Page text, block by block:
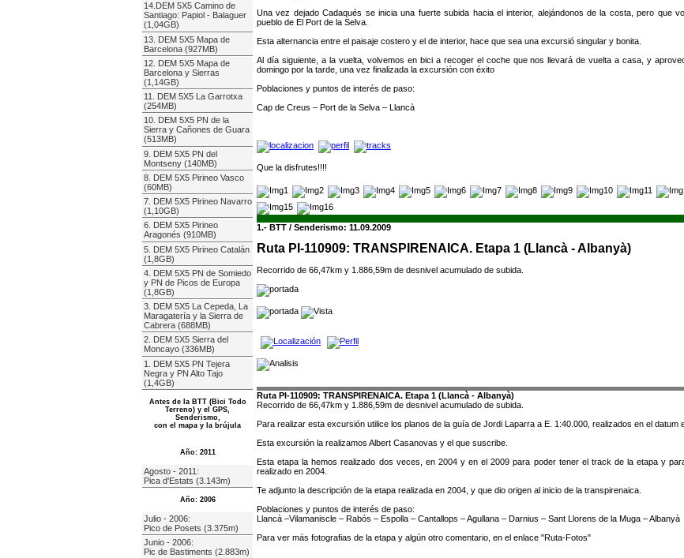
14.DEM 5X5 Camino de
Santiago: Papiol - Balaguer
(1,04GB)
13. DEM 5X5 Mapa de
Barcelona (927MB)
12. DEM 5X5 Mapa de
Barcelona y Sierras
(1,14GB)
11. DEM 5X5 La Garrotxa
(254MB)
10. DEM 5X5 PN de la
Sierra y Cañones de Guara
(513MB)
9. DEM 5X5 PN del
Montseny (140MB)
8. DEM 5X5 Pirineo Vasco
(60MB)
7. DEM 5X5 Pirineo Navarro
(1,10GB)
6. DEM 5X5 Pirineo
Aragonés (910MB)
5. DEM 5X5 Pirineo Catalán
(1,8GB)
4. DEM 5X5 PN de Somiedo
y PN de Picos de Europa
(1,8GB)
3. DEM 5X5 La Cepeda, La
Maragatería y la Sierra de
Cabrera (688MB)
2. DEM 5X5 Sierra del
Moncayo (336MB)
1. DEM 5X5 PN Tejera
Negra y PN Alto Tajo
(1,4GB)
Antes de la BTT (Bici Todo
Terreno) y el GPS,
Senderismo,
con el mapa y la brújula
Año: 2011
Agosto - 2011:
Pica d'Estats (3.143m)
Año: 2006
Julio - 2006:
Pico de Posets (3.375m)
Junio - 2006:
Pic de Bastiments (2.883m)
Una vez dejado Cadaqués se inicia una fuerte subida hacia el interior, alejándonos de la costa, pero que
pueblo de El Port de la Selva.
Esta alternancia entre el paisaje costero y el de interior, hace que sea una excursió singular y bonita.
Al día siguiente, a la vuelta, volvemos en bici a recoger el coche que nos llevará de vuelta a casa, y
domingo por la tarde, una vez finalizada la excursión con éxito
Poblaciones y puntos de interés de paso:
Cap de Creus – Port de la Selva – Llancà
Que la disfrutes!!!!
1.- BTT / Senderismo: 11.09.2009
Ruta PI-110909: TRANSPIRENAICA. Etapa 1 (Llancà - Albanyà)
Recorrido de 66,47km y 1.886,59m de desnivel acumulado de subida.
Ruta PI-110909: TRANSPIRENAICA. Etapa 1 (Llancà - Albanyà)
Recorrido de 66,47km y 1.886,59m de desnivel acumulado de subida.
Para realizar esta excursión utilice los planos de la guía de Jordi Laparra a E. 1:40.000, realizados en el datum
Esta excursión la realizamos Albert Casanovas y el que suscribe.
Esta etapa la hemos realizado dos veces, en 2004 y en el 2009 para poder tener el track de la etapa y
realizado en 2004.
Te adjunto la descripción de la etapa realizada en 2004, y que dio origen al inicio de la transpirenaica.
Poblaciones y puntos de interés de paso:
Llancà –Vilamaniscle – Rabós – Espolla – Cantallops – Agullana – Darnius – Sant Llorens de la Muga – Albanyà
Para ver más fotografias de la etapa y algún otro comentario, en el enlace "Ruta-Fotos"